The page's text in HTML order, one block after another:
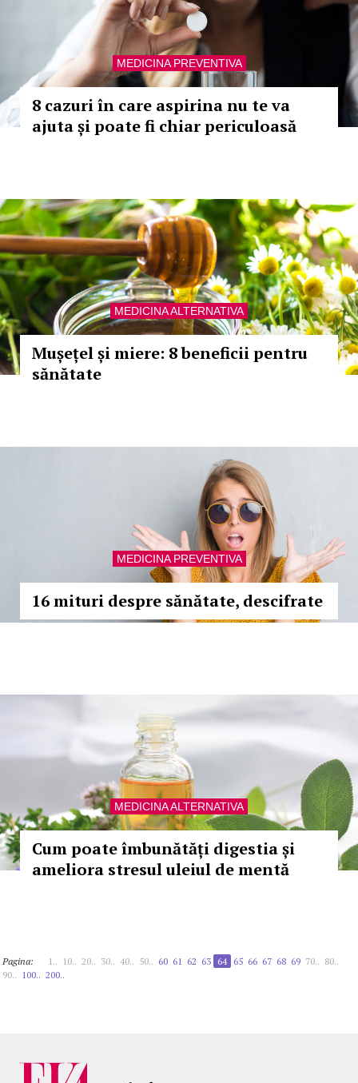
MEDICINA PREVENTIVA
8 cazuri în care aspirina nu te va
ajuta și poate fi chiar periculoasă
MEDICINA ALTERNATIVA
Mușețel și miere: 8 beneficii pentru
sănătate
MEDICINA PREVENTIVA
16 mituri despre sănătate, descifrate
MEDICINA ALTERNATIVA
Cum poate îmbunătăți digestia și
ameliora stresul uleiul de mentă
Pagina: 1.. 10.. 20.. 30.. 40.. 50.. 60 61 62 63 64 65 66 67 68 69 70.. 80..
90.. 100.. 200..